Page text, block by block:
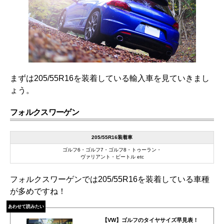
まずは205/55R16を装着している輸入車を見ていきまし
ょう。
フォルクスワーゲン
205/55R16装着車
ゴルフ6・ゴルフ7・ゴルフ8・トゥーラン・
ヴァリアント・ビートル etc
フォルクスワーゲンでは205/55R16を装着している車種
が多めですね！
あわせて読みたい
【VW】ゴルフのタイヤサイズ早見表！